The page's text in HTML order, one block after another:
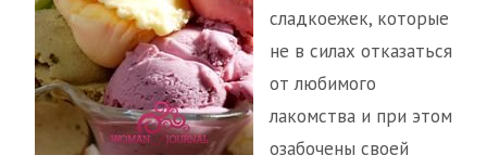
сладкоежек, которые
не в силах отказаться
от любимого
лакомства и при этом
озабочены своей